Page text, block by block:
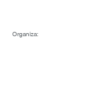
Organiza: